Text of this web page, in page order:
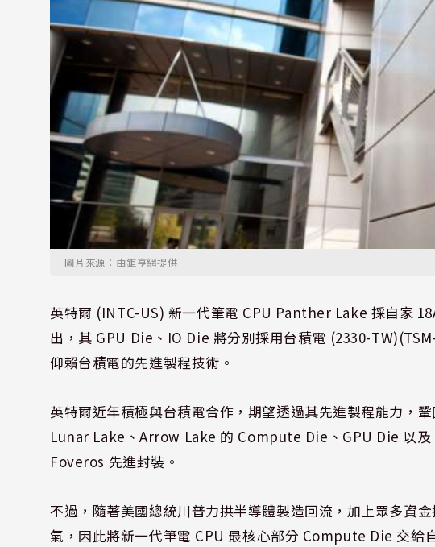
圖片來源：由鉅亨網提供
英特爾 (INTC-US) 新一代筆電 CPU Panther Lake 採自家
出，其 GPU Die、IO Die 將分別採用台積電 (2330-
仰賴台積電的先進製程技術。
英特爾近年積極與台積電合作，期望透過其先進製程能力，
Lunar Lake、Arrow Lake 的 Compute Die、GPU Die 以
Foveros 先進封裝。
不過，隨著美國總統川普力拱半導體製造回流，加上眾多資
氣，因此將新一代筆電 CPU 最核心部分 Compute Die 交給